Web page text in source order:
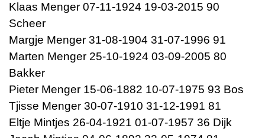
Klaas Menger 07-11-1924 19-03-2015 90
Scheer
Margje Menger 31-08-1904 31-07-1996 91
Marten Menger 25-10-1924 03-09-2005 80
Bakker
Pieter Menger 15-06-1882 10-07-1975 93 Bos
Tjisse Menger 30-07-1910 31-12-1991 81
Eltje Mintjes 26-04-1921 01-07-1957 36 Dijk